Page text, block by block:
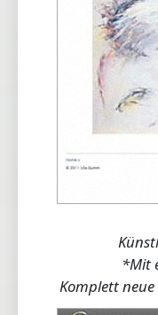
*Mit
Komplett